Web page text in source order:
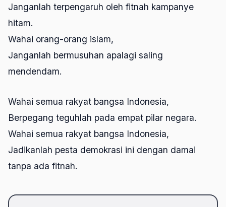
Janganlah terpengaruh oleh fitnah kampanye
hitam.
Wahai orang-orang islam,
Janganlah bermusuhan apalagi saling
mendendam.
Wahai semua rakyat bangsa Indonesia,
Berpegang teguhlah pada empat pilar negara.
Wahai semua rakyat bangsa Indonesia,
Jadikanlah pesta demokrasi ini dengan damai
tanpa ada fitnah.